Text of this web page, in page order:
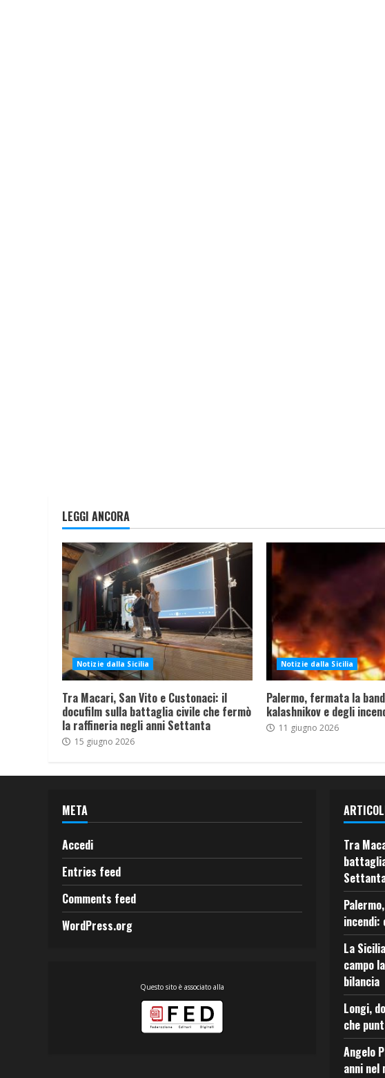
LEGGI ANCORA
Notizie dalla Sicilia
Tra Macari, San Vito e Custonaci: il
docufilm sulla battaglia civile che fermò
la raffineria negli anni Settanta
15 giugno 2026
Notizie dalla Sicilia
Palermo, fermata la
kalashnikov e degli
11 giugno 2026
META
Accedi
Entries feed
Comments feed
WordPress.org
Questo sito è associato alla
Tra
La
campo
bilancia
Longi,
che
Angelo
anni nel